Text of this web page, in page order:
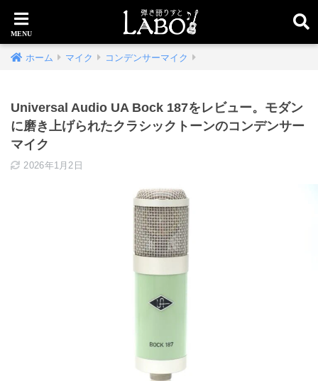
ホーム マイク コンデンサーマイク
Universal Audio UA Bock 187をレビュー。モダン
に磨き上げられたクラシックトーンのコンデンサー
マイク
2026年1月2日